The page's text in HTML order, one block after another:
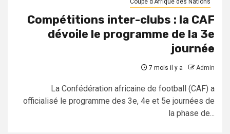
Coupe d'Afrique des Nations
Compétitions inter-clubs : la CAF
dévoile le programme de la 3e
journée
7 mois il y a Admin
La Confédération africaine de football (CAF) a
officialisé le programme des 3e, 4e et 5e journées de
la phase de...